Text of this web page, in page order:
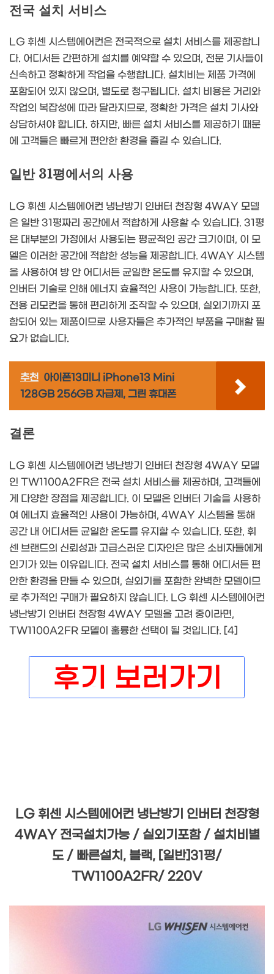
전국 설치 서비스
LG 휘센 시스템에어컨은 전국적으로 설치 서비스를 제공합니
다. 어디서든 간편하게 설치를 예약할 수 있으며, 전문 기사들이
신속하고 정확하게 작업을 수행합니다. 설치비는 제품 가격에
포함되어 있지 않으며, 별도로 청구됩니다. 설치 비용은 거리와
작업의 복잡성에 따라 달라지므로, 정확한 가격은 설치 기사와
상담하셔야 합니다. 하지만, 빠른 설치 서비스를 제공하기 때문
에 고객들은 빠르게 편안한 환경을 즐길 수 있습니다.
일반 31평에서의 사용
LG 휘센 시스템에어컨 냉난방기 인버터 천장형 4WAY 모델
은 일반 31평짜리 공간에서 적합하게 사용할 수 있습니다. 31평
은 대부분의 가정에서 사용되는 평균적인 공간 크기이며, 이 모
델은 이러한 공간에 적합한 성능을 제공합니다. 4WAY 시스템
을 사용하여 방 안 어디서든 균일한 온도를 유지할 수 있으며,
인버터 기술로 인해 에너지 효율적인 사용이 가능합니다. 또한,
전용 리모컨을 통해 편리하게 조작할 수 있으며, 실외기까지 포
함되어 있는 제품이므로 사용자들은 추가적인 부품을 구매할 필
요가 없습니다.
추천 아이폰13미니 iPhone13 Mini
128GB 256GB 자급제, 그린 휴대폰
결론
LG 휘센 시스템에어컨 냉난방기 인버터 천장형 4WAY 모델
인 TW1100A2FR은 전국 설치 서비스를 제공하며, 고객들에
게 다양한 장점을 제공합니다. 이 모델은 인버터 기술을 사용하
여 에너지 효율적인 사용이 가능하며, 4WAY 시스템을 통해
공간 내 어디서든 균일한 온도를 유지할 수 있습니다. 또한, 휘
센 브랜드의 신뢰성과 고급스러운 디자인은 많은 소비자들에게
인기가 있는 이유입니다. 전국 설치 서비스를 통해 어디서든 편
안한 환경을 만들 수 있으며, 실외기를 포함한 완벽한 모델이므
로 추가적인 구매가 필요하지 않습니다. LG 휘센 시스템에어컨
냉난방기 인버터 천장형 4WAY 모델을 고려 중이라면,
TW1100A2FR 모델이 훌륭한 선택이 될 것입니다. [4]
LG 휘센 시스템에어컨 냉난방기 인버터 천장형
4WAY 전국설치가능 / 실외기포함 / 설치비별
도 / 빠른설치, 블랙, [일반]31평/
TW1100A2FR/ 220V